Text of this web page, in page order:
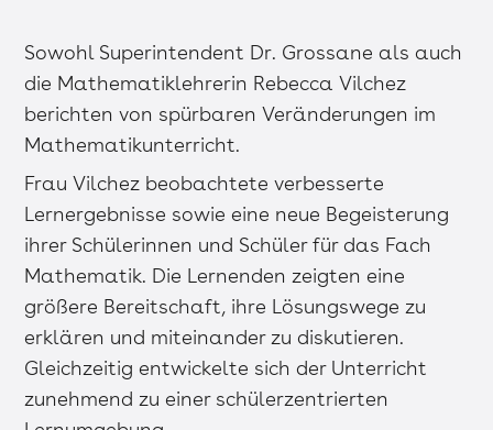
Sowohl Superintendent Dr. Grossane als auch
die Mathematiklehrerin Rebecca Vilchez
berichten von spürbaren Veränderungen im
Mathematikunterricht.
Frau Vilchez beobachtete verbesserte
Lernergebnisse sowie eine neue Begeisterung
ihrer Schülerinnen und Schüler für das Fach
Mathematik. Die Lernenden zeigten eine
größere Bereitschaft, ihre Lösungswege zu
erklären und miteinander zu diskutieren.
Gleichzeitig entwickelte sich der Unterricht
zunehmend zu einer schülerzentrierten